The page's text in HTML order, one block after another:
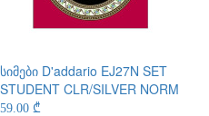
სიმები D'addario EJ27N SET
STUDENT CLR/SILVER NORM
59.00 ₾